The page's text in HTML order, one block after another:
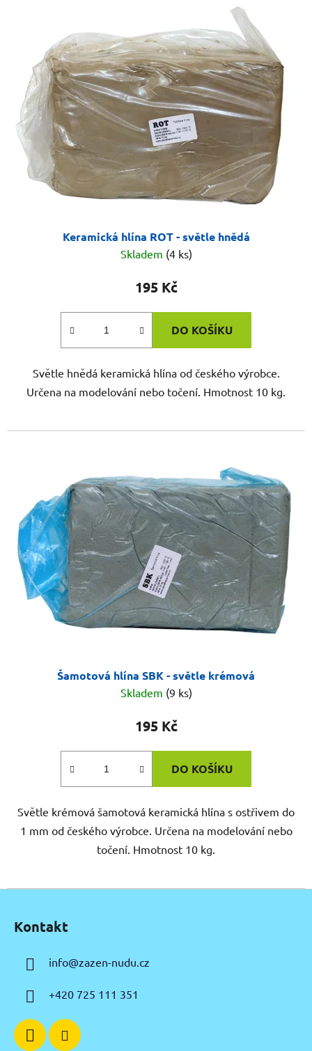
Keramická hlína ROT - světle hnědá
Skladem (4 ks)
195 Kč
DO KOŠÍKU
Světle hnědá keramická hlína od českého výrobce.
Určena na modelování nebo točení. Hmotnost 10 kg.
Šamotová hlína SBK - světle krémová
Skladem (9 ks)
195 Kč
DO KOŠÍKU
Světle krémová šamotová keramická hlína s ostřivem do
1 mm od českého výrobce. Určena na modelování nebo
točení. Hmotnost 10 kg.
Kontakt
info@zazen-nudu.cz
+420 725 111 351